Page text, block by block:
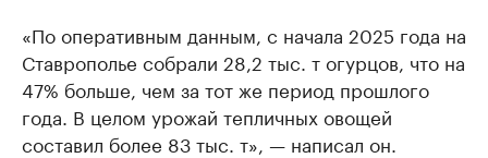
«По оперативным данным, с начала 2025 года на
Ставрополье собрали 28,2 тыс. т огурцов, что на
47% больше, чем за тот же период прошлого
года. В целом урожай тепличных овощей
составил более 83 тыс. т», — написал он.